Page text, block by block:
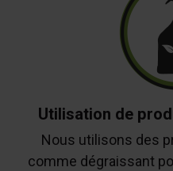
Utilisation de
Nous utilisons des
comme dégraissant